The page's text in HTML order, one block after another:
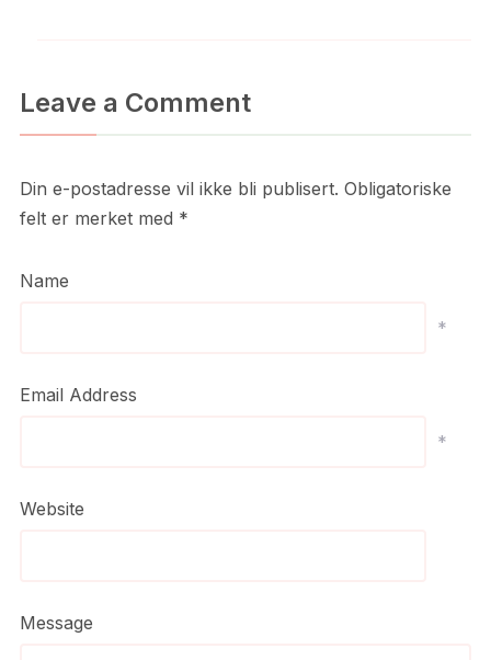
Leave a Comment
Din e-postadresse vil ikke bli publisert. Obligatoriske
felt er merket med *
Name
*
Email Address
*
Website
Message